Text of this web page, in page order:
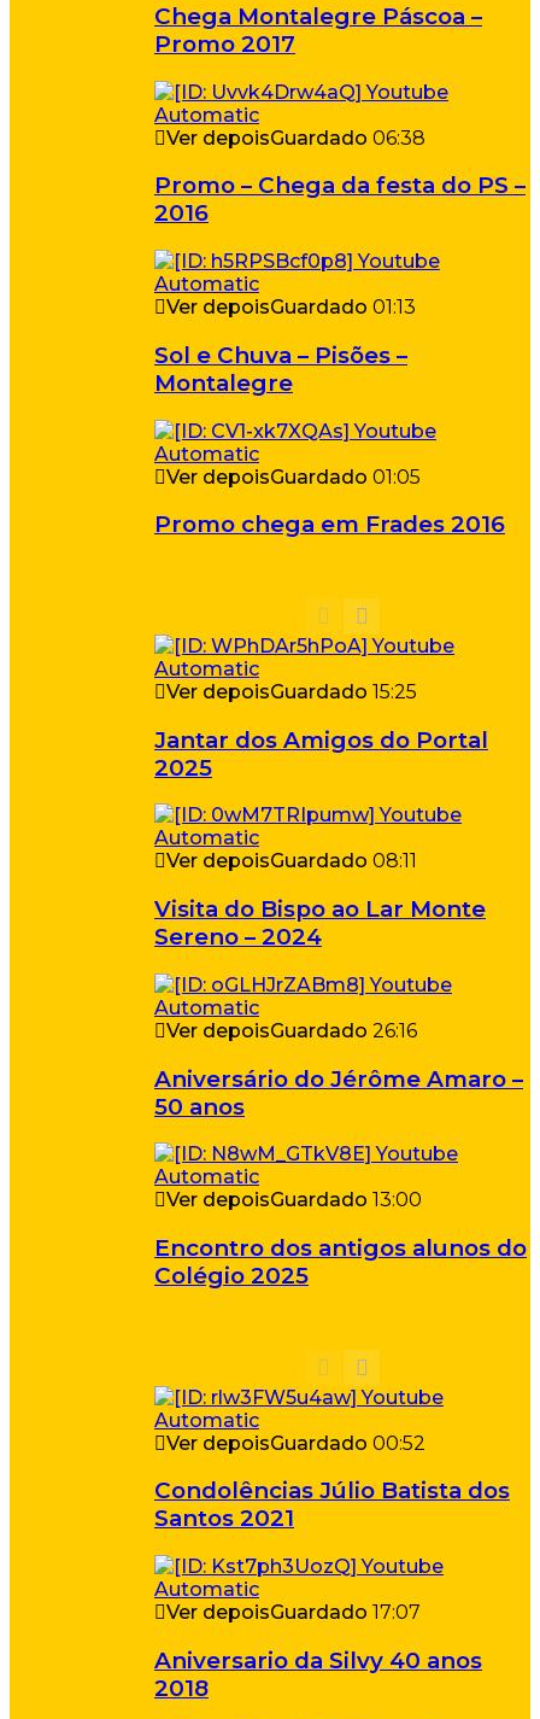
Chega Montalegre Páscoa –
Promo 2017
Ver depoisGuardado 06:38
Promo – Chega da festa do PS –
2016
Ver depoisGuardado 01:13
Sol e Chuva – Pisões –
Montalegre
Ver depoisGuardado 01:05
Promo chega em Frades 2016
Ver depoisGuardado 15:25
Jantar dos Amigos do Portal
2025
Ver depoisGuardado 08:11
Visita do Bispo ao Lar Monte
Sereno – 2024
Ver depoisGuardado 26:16
Aniversário do Jérôme Amaro –
50 anos
Ver depoisGuardado 13:00
Encontro dos antigos alunos do
Colégio 2025
Ver depoisGuardado 00:52
Condolências Júlio Batista dos
Santos 2021
Ver depoisGuardado 17:07
Aniversario da Silvy 40 anos
2018